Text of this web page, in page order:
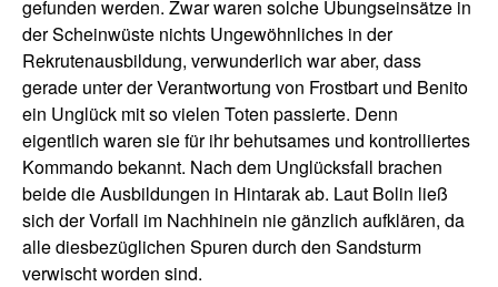
gefunden werden. Zwar waren solche Übungseinsätze in
der Scheinwüste nichts Ungewöhnliches in der
Rekrutenausbildung, verwunderlich war aber, dass
gerade unter der Verantwortung von Frostbart und Benito
ein Unglück mit so vielen Toten passierte. Denn
eigentlich waren sie für ihr behutsames und kontrolliertes
Kommando bekannt. Nach dem Unglücksfall brachen
beide die Ausbildungen in Hintarak ab. Laut Bolin ließ
sich der Vorfall im Nachhinein nie gänzlich aufklären, da
alle diesbezüglichen Spuren durch den Sandsturm
verwischt worden sind.